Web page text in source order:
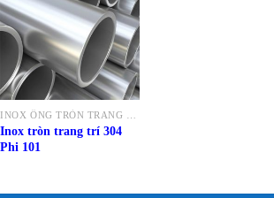
Inox tròn trang trí 304
Phi 101